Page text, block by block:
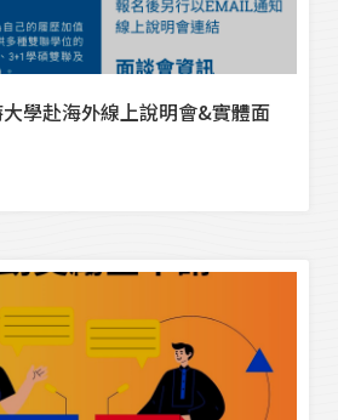
學赴海外線上說明會&實體面